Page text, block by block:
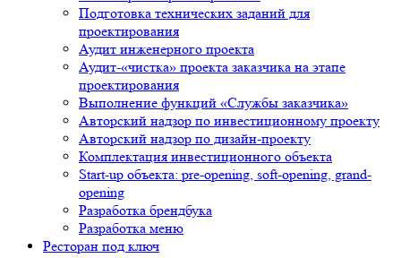
Подготовка технических заданий для
проектирования
Аудит инженерного проекта
Аудит-«чистка» проекта заказчика на этапе
проектирования
Выполнение функций «Службы заказчика»
Авторский надзор по инвестиционному проекту
Авторский надзор по дизайн-проекту
Комплектация инвестиционного объекта
Start-up объекта: pre-opening, soft-opening, grand-
opening
Разработка брендбука
Разработка меню
Ресторан под ключ